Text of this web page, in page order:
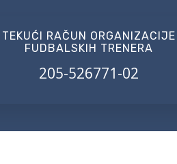
TEKUĆI RAČUN ORGANIZACIJE
FUDBALSKIH TRENERA
205-526771-02